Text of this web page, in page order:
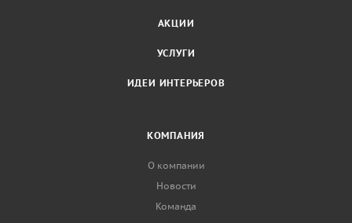
АКЦИИ
УСЛУГИ
ИДЕИ ИНТЕРЬЕРОВ
КОМПАНИЯ
О компании
Новости
Команда